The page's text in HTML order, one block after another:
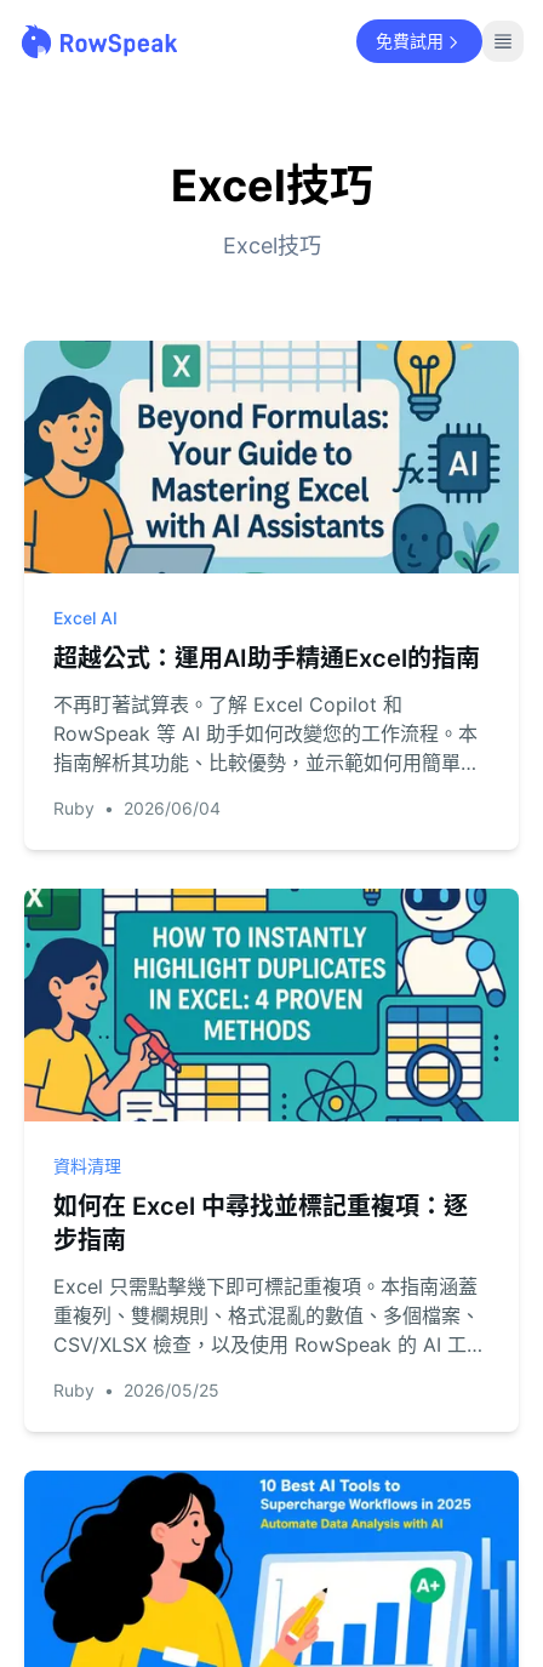
免費試用
Excel技巧
Excel技巧
Excel AI
超越公式：運用AI助手精通Excel的指南
不再盯著試算表。了解 Excel Copilot 和
RowSpeak 等 AI 助手如何改變您的工作流程。本
指南解析其功能、比較優勢，並示範如何用簡單英
Ruby • 2026/06/04
資料清理
如何在 Excel 中尋找並標記重複項：逐
步指南
Excel 只需點擊幾下即可標記重複項。本指南涵蓋
重複列、雙欄規則、格式混亂的數值、多個檔案、
CSV/XLSX 檢查，以及使用 RowSpeak 的 AI 工作
Ruby • 2026/05/25